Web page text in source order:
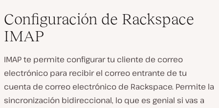
Configuración de Rackspace
IMAP
IMAP te permite configurar tu cliente de correo
electrónico para recibir el correo entrante de tu
cuenta de correo electrónico de Rackspace. Permite la
sincronización bidireccional, lo que es genial si vas a